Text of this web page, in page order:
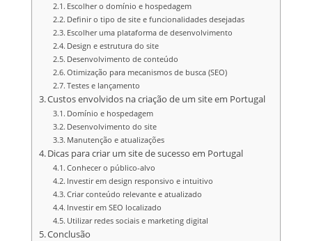
Escolher o domínio e hospedagem
Definir o tipo de site e funcionalidades desejadas
Escolher uma plataforma de desenvolvimento
Design e estrutura do site
Desenvolvimento de conteúdo
Otimização para mecanismos de busca (SEO)
Testes e lançamento
Custos envolvidos na criação de um site em Portugal
Domínio e hospedagem
Desenvolvimento do site
Manutenção e atualizações
Dicas para criar um site de sucesso em Portugal
Conhecer o público-alvo
Investir em design responsivo e intuitivo
Criar conteúdo relevante e atualizado
Investir em SEO localizado
Utilizar redes sociais e marketing digital
Conclusão